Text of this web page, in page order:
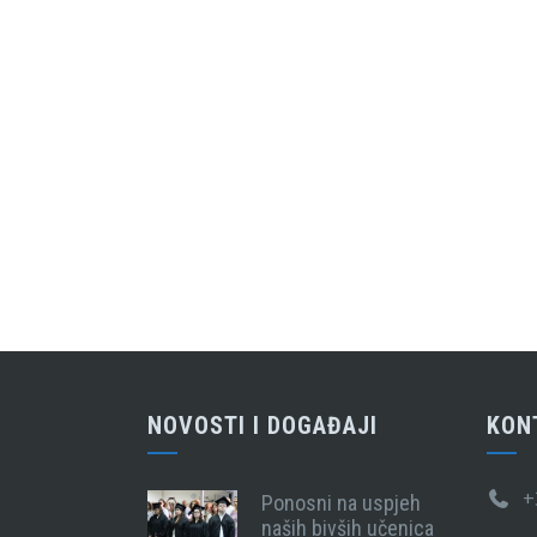
NOVOSTI I DOGAĐAJI
Ponosni na uspjeh
naših bivših učenica